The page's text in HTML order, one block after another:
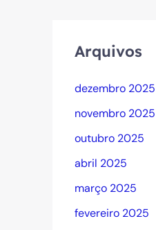
Arquivos
dezembro 2025
novembro 2025
outubro 2025
abril 2025
março 2025
fevereiro 2025